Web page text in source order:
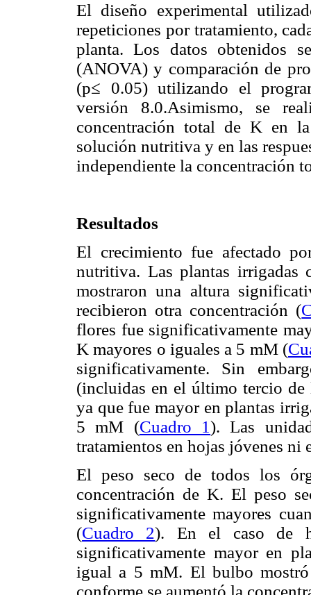
El diseño experimental
repeticiones por tratamiento,
planta. Los datos obtenidos
(ANOVA) y comparación de
(p≤ 0.05) utilizando el
versión 8.0.Asimismo, se
concentración total de K en
solución nutritiva y en las
independiente la concentración
Resultados
El crecimiento fue afectado
nutritiva. Las plantas
mostraron una altura
recibieron otra concentración (
flores fue significativamente
K mayores o iguales a 5 mM (
significativamente. Sin
(incluidas en el último tercio
ya que fue mayor en plantas
5 mM (Cuadro 1). Las
tratamientos en hojas jóvenes ni
El peso seco de todos los
concentración de K. El peso
significativamente mayores
(Cuadro 2). En el caso de
significativamente mayor en
igual a 5 mM. El bulbo
conforme se aumentó la